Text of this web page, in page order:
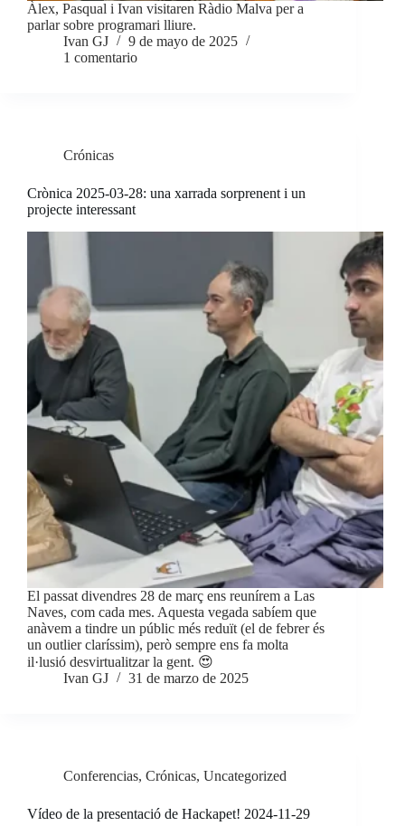
Àlex, Pasqual i Ivan visitaren Ràdio Malva per a
parlar sobre programari lliure.
Ivan GJ
9 de mayo de 2025
1 comentario
Crónicas
Crònica 2025-03-28: una xarrada sorprenent i un
projecte interessant
El passat divendres 28 de març ens reunírem a Las
Naves, com cada mes. Aquesta vegada sabíem que
anàvem a tindre un públic més reduït (el de febrer és
un outlier claríssim), però sempre ens fa molta
il·lusió desvirtualitzar la gent. 😍
Ivan GJ
31 de marzo de 2025
Conferencias, Crónicas, Uncategorized
Vídeo de la presentació de Hackapet! 2024-11-29